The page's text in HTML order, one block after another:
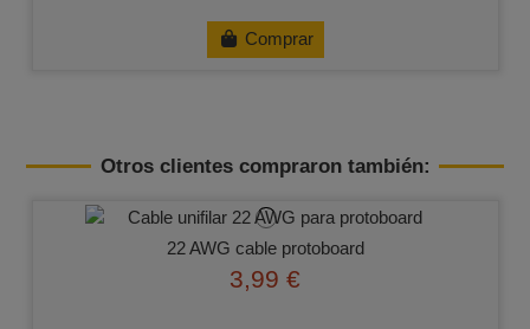
Comprar
Otros clientes compraron también:
22 AWG cable​ protoboard
3,99 €